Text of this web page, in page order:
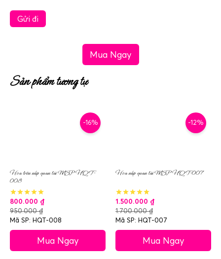
Mua Ngay
Sản phẩm tương tự
-16%
Hoa trên nắp quan tài MSP HQT-
008
800.000 ₫
950.000₫
Mã SP: HQT-008
Mua Ngay
-12%
Hoa nắp quan tài MSP HQT-007
1.500.000 ₫
1.700.000₫
Mã SP: HQT-007
Mua Ngay